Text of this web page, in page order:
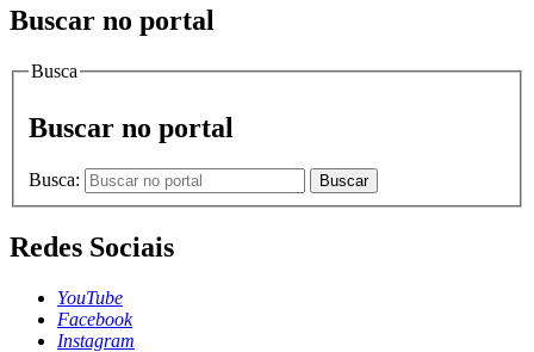
Buscar no portal
Busca
Buscar no portal
Busca: Buscar
Redes Sociais
YouTube
Facebook
Instagram